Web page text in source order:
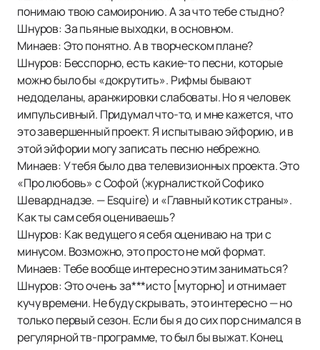
понимаю твою самоиронию. А за что тебе стыдно?
Шнуров: За пьяные выходки, в основном.
Минаев: Это понятно. А в творческом плане?
Шнуров: Бесспорно, есть какие-то песни, которые
можно было бы «докрутить». Рифмы бывают
недоделаны, аранжировки слабоваты. Но я человек
импульсивный. Придумал что-то, и мне кажется, что
это завершенный проект. Я испытываю эйфорию, и в
этой эйфории могу записать песню небрежно.
Минаев: У тебя было два телевизионных проекта. Это
«Про любовь» с Софой (журналисткой Софико
Шеварднадзе. — Esquire) и «Главный котик страны».
Как ты сам себя оцениваешь?
Шнуров: Как ведущего я себя оцениваю на три с
минусом. Возможно, это просто не мой формат.
Минаев: Тебе вообще интересно этим заниматься?
Шнуров: Это очень за***исто [муторно] и отнимает
кучу времени. Не буду скрывать, это интересно — но
только первый сезон. Если бы я до сих пор снимался в
регулярной тв-программе, то был бы выжат. Конец